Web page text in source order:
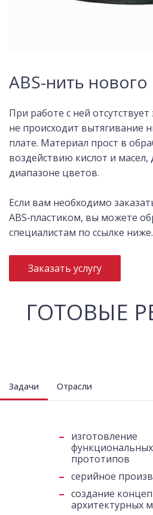
ABS-нить
При работе с ней
не происходит вытягивание
плате. Материал прост в
воздействию кислот и
диапазоне цветов.
Если вам необходимо
ABS‑пластиком, вы можете
специалистам по ссылке ниже.
Заказать услугу
ГОТОВЫЕ
Задачи Отрасли
изготовление
прототипов
серийное
создание
архитектурных